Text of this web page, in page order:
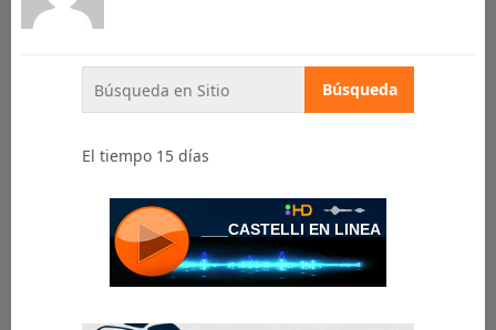
El tiempo 15 días